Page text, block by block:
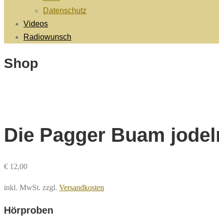
Datenschutz
Videos
Radiowunsch
Shop
Die Pagger Buam
€ 12,00
inkl. MwSt. zzgl. Versandkosten
Hörproben